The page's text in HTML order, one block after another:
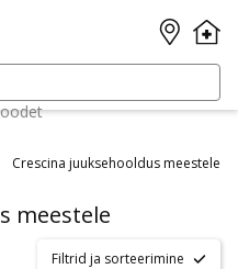
Crescina juuksehooldus meestele
meestele
Filtrid ja sorteerimine